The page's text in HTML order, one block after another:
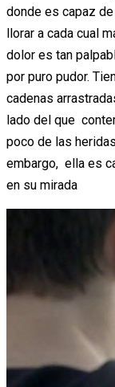
donde es capaz
llorar a cada cual
dolor es tan
por puro pudor.
cadenas
lado del que
poco de las
embargo, ella es
en su mirada